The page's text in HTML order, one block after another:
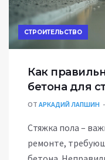
СТРОИТЕЛЬСТВО
Как
бетона для
ОТ АРКАДИЙ ЛАПШИН
Стяжка пола –
ремонте,